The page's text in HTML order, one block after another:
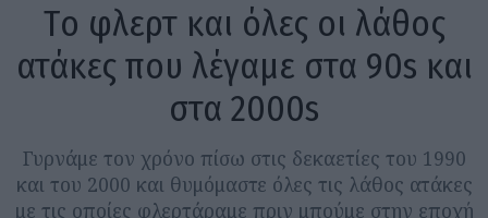
Tο φλερτ και όλες oι λάθος
ατάκες που λέγαμε στα 90s και
στα 2000s
Γυρνάμε τον χρόνο πίσω στις δεκαετίες του 1990
και του 2000 και θυμόμαστε όλες τις λάθος ατάκες
με τις οποίες φλερτάραμε πριν μπούμε στην εποχή